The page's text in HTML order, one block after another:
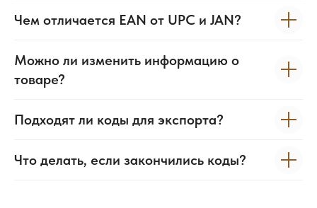
Чем отличается EAN от UPC и JAN?
Можно ли изменить информацию о
товаре?
Подходят ли коды для экспорта?
Что делать, если закончились коды?